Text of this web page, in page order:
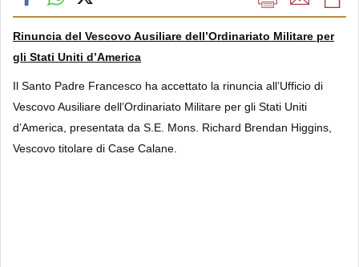
Rinuncia del Vescovo Ausiliare dell’Ordinariato Militare per
gli Stati Uniti d’America
Il Santo Padre Francesco ha accettato la rinuncia all’Ufficio di
Vescovo Ausiliare dell’Ordinariato Militare per gli Stati Uniti
d’America, presentata da S.E. Mons. Richard Brendan Higgins,
Vescovo titolare di Case Calane.